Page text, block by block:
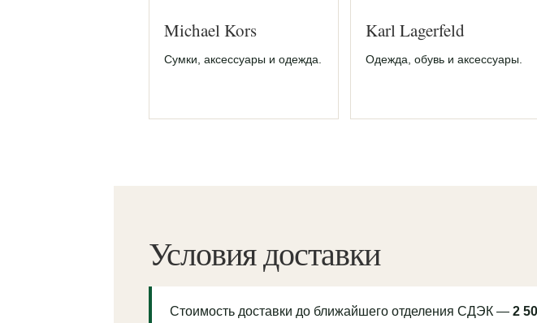
Michael Kors
Сумки, аксессуары и одежда.
Karl Lagerfeld
Одежда, обувь и аксессуары.
Условия доставки
Стоимость доставки до ближайшего отделения СДЭК — 2